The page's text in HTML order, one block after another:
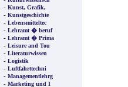
- Kunst, Grafik,
- Kunstgeschichte
- Lebensmitteltec
- Lehramt � beruf
- Lehramt � Prima
- Leisure and Tou
- Literaturwissen
- Logistik
- Luftfahrttechni
- Managementlehrg
- Marketing und I